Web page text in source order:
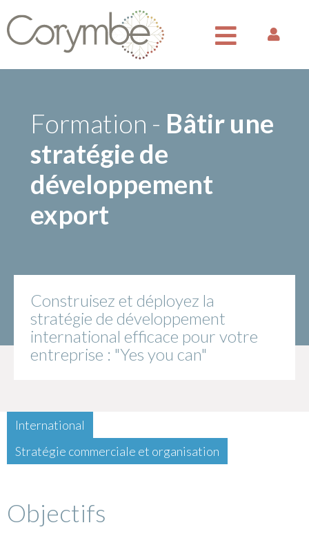
Formation - Bâtir une
stratégie de
développement
export
Construisez et déployez la
stratégie de développement
international efficace pour votre
entreprise : "Yes you can"
International
Stratégie commerciale et organisation
Objectifs